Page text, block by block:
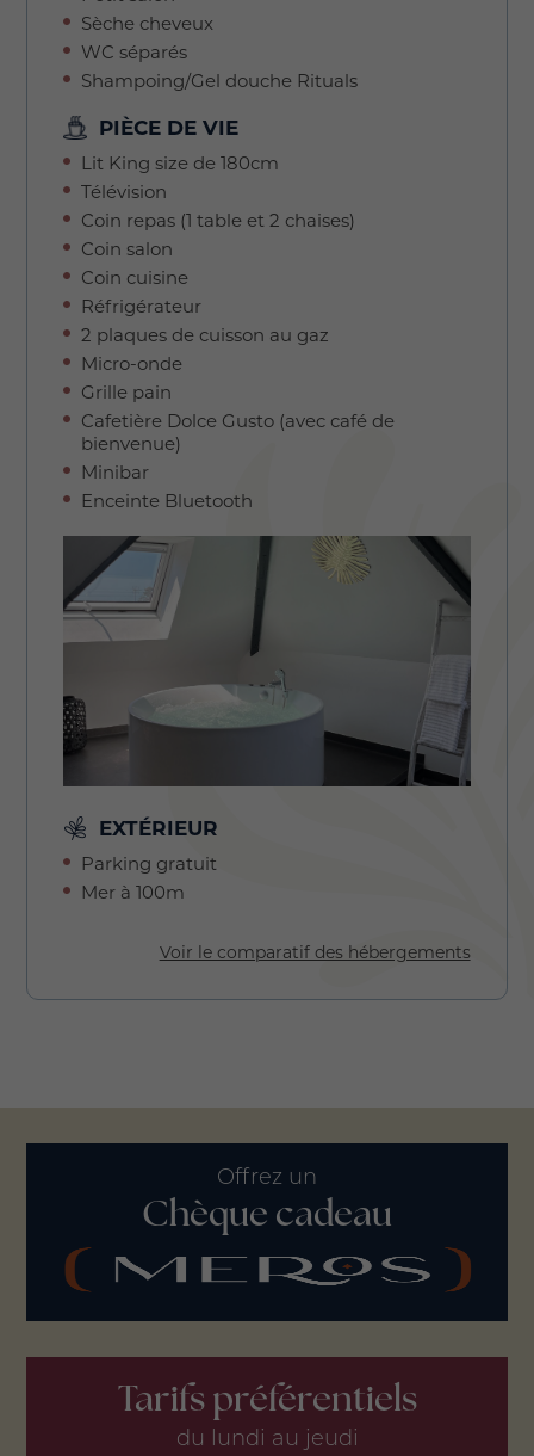
Sèche cheveux
WC séparés
Shampoing/Gel douche Rituals
PIÈCE DE VIE
Lit King size de 180cm
Télévision
Coin repas (1 table et 2 chaises)
Coin salon
Coin cuisine
Réfrigérateur
2 plaques de cuisson au gaz
Micro-onde
Grille pain
Cafetière Dolce Gusto (avec café de
bienvenue)
Minibar
Enceinte Bluetooth
EXTÉRIEUR
Parking gratuit
Mer à 100m
Voir le comparatif des hébergements
Offrez un
Chèque cadeau
Tarifs préférentiels
du lundi au jeudi